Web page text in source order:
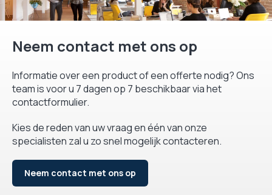
Neem contact met ons op
Informatie over een product of een offerte nodig? Ons
team is voor u 7 dagen op 7 beschikbaar via het
contactformulier.
Kies de reden van uw vraag en één van onze
specialisten zal u zo snel mogelijk contacteren.
Neem contact met ons op